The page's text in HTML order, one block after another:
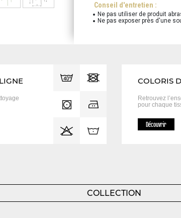
Conseil d'entretien :
Ne pas utiliser de produit
Ne pas exposer près d'une
COLORIS
Retrouvez
pour chaque
Découvrir
COLLECTION